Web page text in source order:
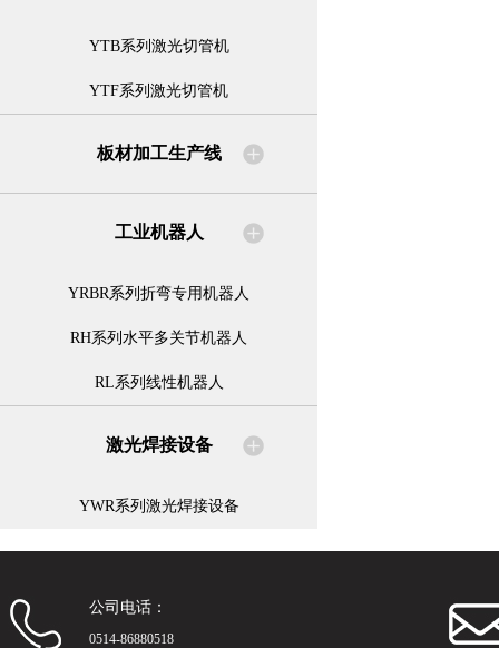
YTB系列激光切管机
YTF系列激光切管机
板材加工生产线
工业机器人
YRBR系列折弯专用机器人
RH系列水平多关节机器人
RL系列线性机器人
激光焊接设备
YWR系列激光焊接设备
公司电话：
0514-86880518